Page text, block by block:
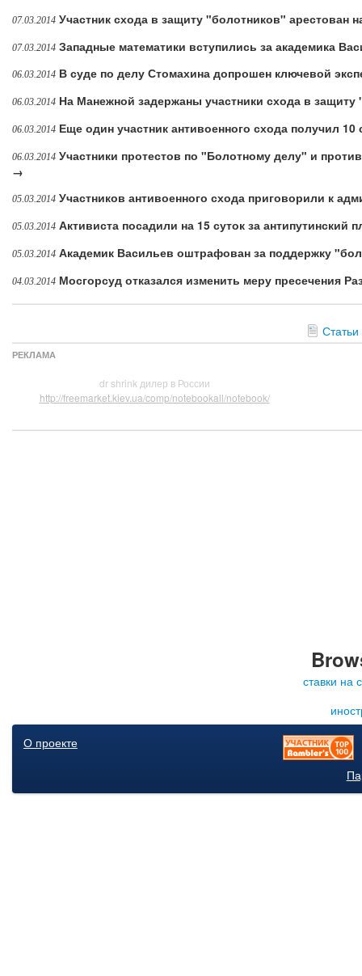
07.03.2014 Участник схода в защиту "болотников" арестован
07.03.2014 Западные математики вступились за академика
06.03.2014 В суде по делу Стомахина допрошен ключевой
06.03.2014 На Манежной задержаны участники схода в
06.03.2014 Еще один участник антивоенного схода получил 10
06.03.2014 Участники протестов по "Болотному делу" и
→
05.03.2014 Участников антивоенного схода приговорили к
05.03.2014 Активиста посадили на 15 суток за антипутинский
05.03.2014 Академик Васильев оштрафован за поддержку
04.03.2014 Мосгорсуд отказался изменить меру пресечения
Статьи
РЕКЛАМА
dr shrink дилер в России
http://freemarket.kiev.ua/comp/notebookall/notebook/
ставки на
О проекте